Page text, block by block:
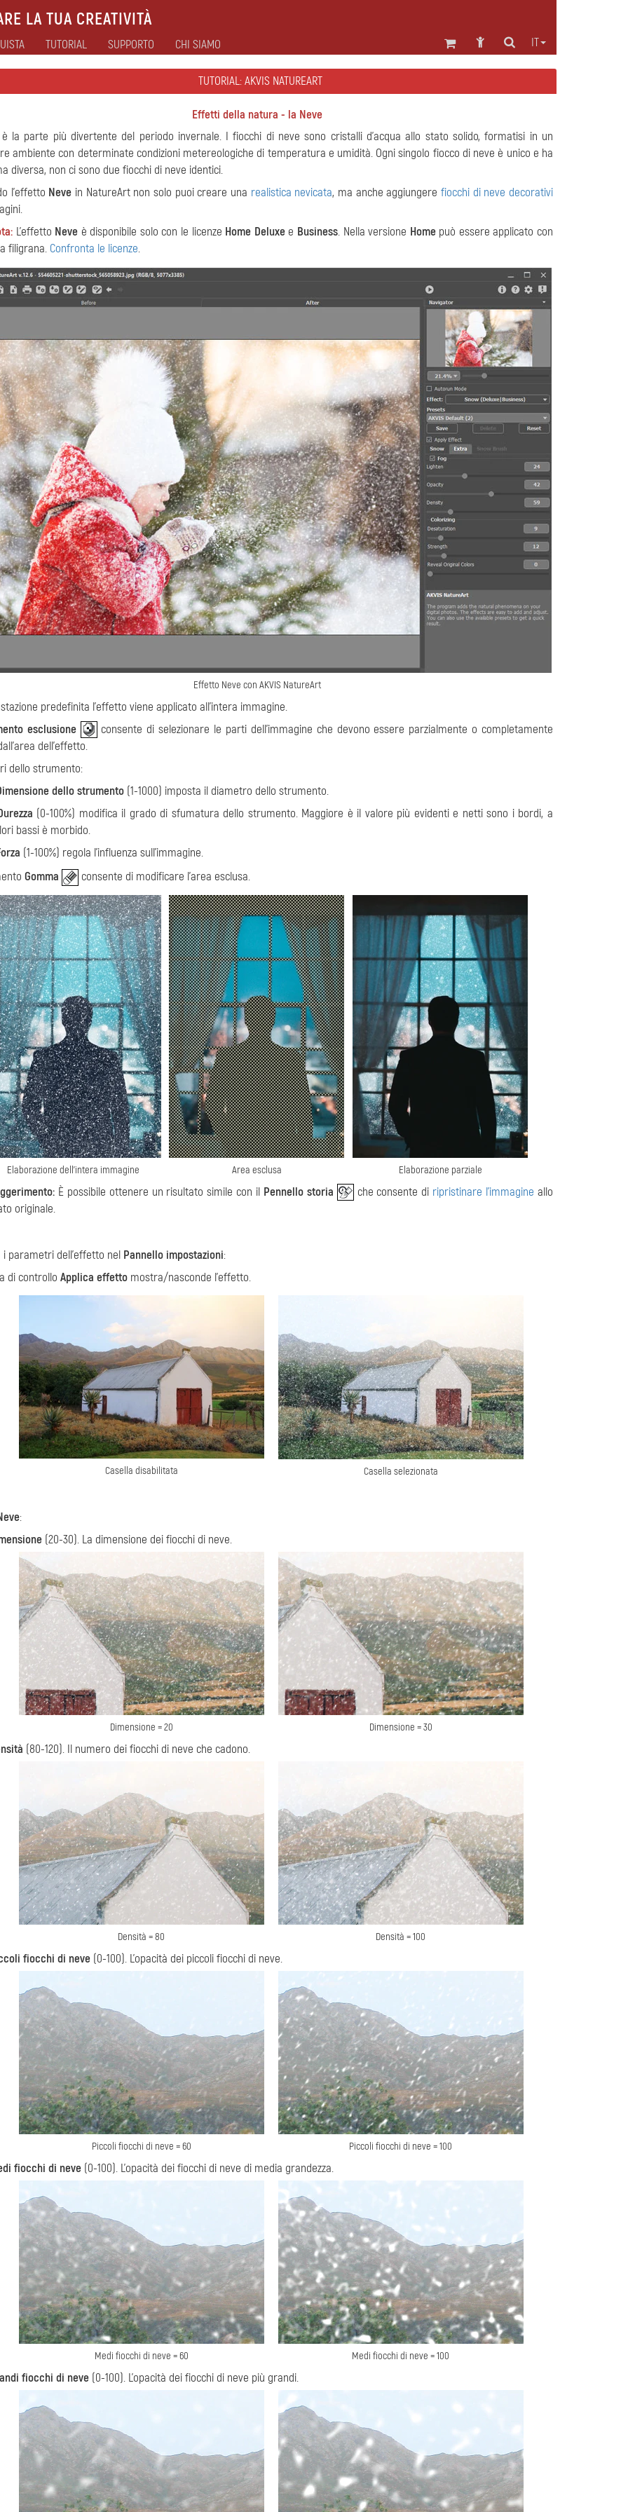
LA TUA CREATIVITÀ
IT
TUTORIAL SUPPORTO CHI SIAMO
TUTORIAL: AKVIS NATUREART
Effetti della natura - la Neve
la parte più divertente del periodo invernale. I fiocchi di neve sono cristalli d'acqua allo stato solido, formatisi in un
ambiente con determinate condizioni metereologiche di temperatura e umidità. Ogni singolo fiocco di neve è unico e ha
diversa, non ci sono due fiocchi di neve identici.
l'effetto Neve in NatureArt non solo puoi creare una realistica nevicata, ma anche aggiungerefiocchi di neve decorativi
L’effetto Neve è disponibile solo con le licenze Home Deluxee Business. Nella versione Homepuò essere applicato con
filigrana. Confronta le licenze.
Effetto Neve con AKVIS NatureArt
predefinita l'effetto viene applicato all'intera immagine.
esclusione
consente di selezionare le parti dell'immagine che devono essere parzialmente o completamente
dell'effetto.
dello strumento:
dello strumento (1-1000) imposta il diametro dello strumento.
(0-100%) modifica il grado di sfumatura dello strumento. Maggiore è il valore più evidenti e netti sono i bordi, a
bassi è morbido.
(1-100%) regola l'influenza sull'immagine.
Gomma consente di modificare l'area esclusa.
Elaborazione dell'intera immagine Area esclusa Elaborazione parziale
È possibile ottenere un risultato simile con il Pennello storia che consente di ripristinare l'immagine allo
originale.
i parametri dell'effetto nel Pannello impostazioni:
di controllo Applica effetto mostra/nasconde l'effetto.
Casella disabilitata Casella selezionata
:
(20-30). La dimensione dei fiocchi di neve.
Dimensione = 20 Dimensione = 30
(80-120). Il numero dei fiocchi di neve che cadono.
Densità = 80 Densità = 100
fiocchi di neve (0-100). L'opacità dei piccoli fiocchi di neve.
Piccoli fiocchi di neve = 60 Piccoli fiocchi di neve = 100
fiocchi di neve (0-100). L'opacità dei fiocchi di neve di media grandezza.
Medi fiocchi di neve = 60 Medi fiocchi di neve = 100
fiocchi di neve (0-100). L'opacità dei fiocchi di neve più grandi.